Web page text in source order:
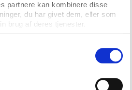
partnere kan kombinere disse
du har givet dem, eller som
brug af deres tjenester.
område, hvor vi mener
ved at forene Syddansk
Skovgaard, lektor ved
og leder af det nye center.